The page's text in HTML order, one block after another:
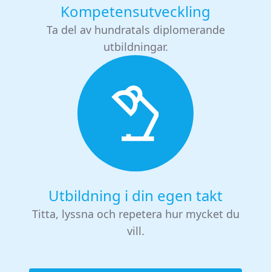
Kompetensutveckling
Ta del av hundratals diplomerande
utbildningar.
Utbildning i din egen takt
Titta, lyssna och repetera hur mycket du
vill.